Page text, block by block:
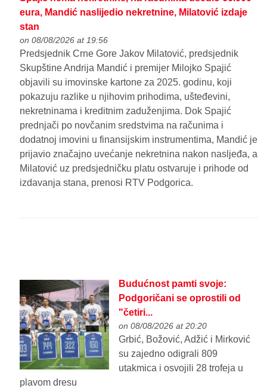
eura, Mandić naslijedio nekretnine, Milatović izdaje
stan
on 08/08/2026 at 19:56
Predsjednik Crne Gore Jakov Milatović, predsjednik
Skupštine Andrija Mandić i premijer Milojko Spajić
objavili su imovinske kartone za 2025. godinu, koji
pokazuju razlike u njihovim prihodima, ušteđevini,
nekretninama i kreditnim zaduženjima. Dok Spajić
prednjači po novčanim sredstvima na računima i
dodatnoj imovini u finansijskim instrumentima, Mandić je
prijavio značajno uvećanje nekretnina nakon nasljeđa, a
Milatović uz predsjedničku platu ostvaruje i prihode od
izdavanja stana, prenosi RTV Podgorica.
Budućnost pamti svoje:
Podgoričani se oprostili od
"četiri...
on 08/08/2026 at 20:20
Grbić, Božović, Adžić i Mirković
su zajedno odigrali 809
utakmica i osvojili 28 trofeja u
plavom dresu